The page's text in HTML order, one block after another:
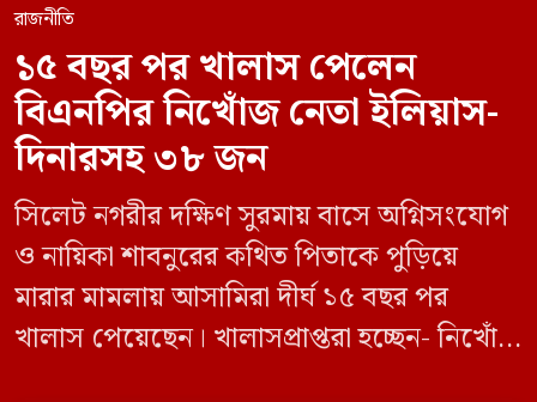
রাজনীতি
১৫ বছর পর খালাস পেলেন
বিএনপির নিখোঁজ নেতা ইলিয়াস-
দিনারসহ ৩৮ জন
সিলেট নগরীর দক্ষিণ সুরমায় বাসে অগ্নিসংযোগ
ও নায়িকা শাবনুরের কথিত পিতাকে পুড়িয়ে
মারার মামলায় আসামিরা দীর্ঘ ১৫ বছর পর
খালাস পেয়েছেন। খালাসপ্রাপ্তরা হচ্ছেন- নিখোঁজ